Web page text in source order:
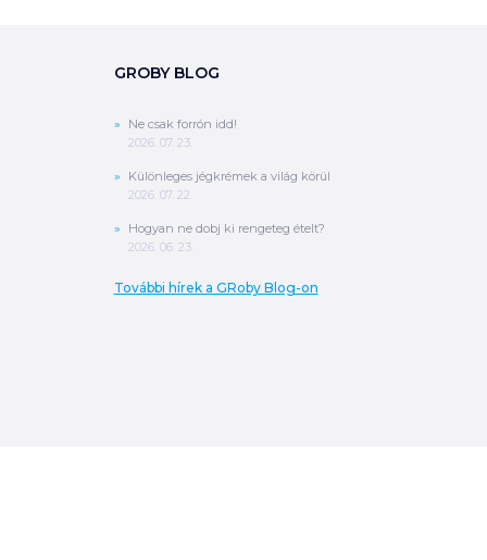
GROBY BLOG
Ne csak forrón idd!
2026. 07. 23.
Különleges jégkrémek a világ körül
2026. 07. 22.
Hogyan ne dobj ki rengeteg ételt?
2026. 06. 23.
További hírek a GRoby Blog-on